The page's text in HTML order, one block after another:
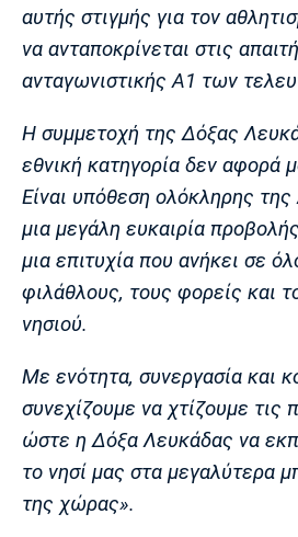
Πόρτο
αυτής στιγμής για τον
να ανταποκρίνεται στις
ανταγωνιστικής Α1 των
Η συμμετοχή της Δόξας
εθνική κατηγορία δεν αφορά
Είναι υπόθεση ολόκληρης της
μια μεγάλη ευκαιρία
μια επιτυχία που ανήκει σε
φιλάθλους, τους φορείς και
νησιού.
Με ενότητα, συνεργασία και
συνεχίζουμε να χτίζουμε τις
ώστε η Δόξα Λευκάδας να
το νησί μας στα μεγαλύτερα
της χώρας».